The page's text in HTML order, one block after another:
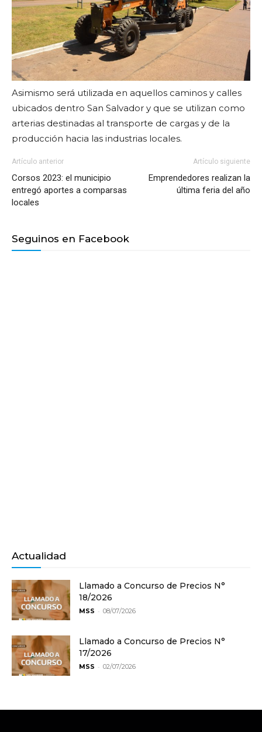
Asimismo será utilizada en aquellos caminos y calles
ubicados dentro San Salvador y que se utilizan como
arterias destinadas al transporte de cargas y de la
producción hacia las industrias locales.
Artículo anterior
Corsos 2023: el municipio
entregó aportes a comparsas
locales
Artículo siguiente
Emprendedores realizan la
última feria del año
Seguinos en Facebook
Actualidad
Llamado a Concurso de Precios N°
18/2026
MSS - 08/07/2026
Llamado a Concurso de Precios N°
17/2026
MSS - 02/07/2026